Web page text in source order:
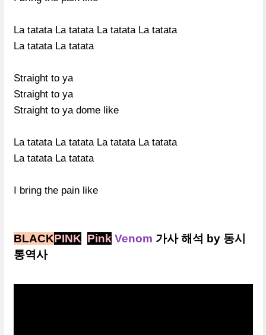
La tatata La tatata La tatata La tatata
La tatata La tatata
Straight to ya
Straight to ya
Straight to ya dome like
La tatata La tatata La tatata La tatata
La tatata La tatata
I bring the pain like
BLACKPINK Pink Venom 가사 해석 by 동시
통역사